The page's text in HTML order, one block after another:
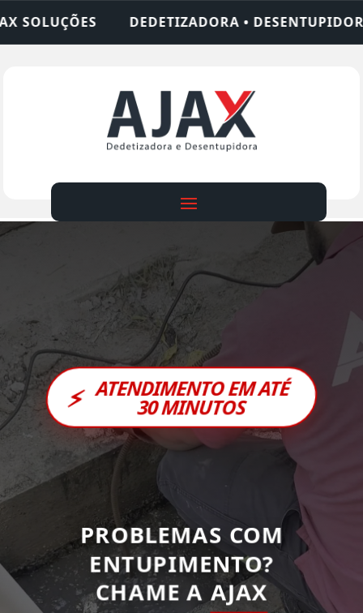
• DESENTUPIDORA • LIMPEZA DE
⚡ ATENDIMENTO EM ATÉ
30 MINUTOS
PROBLEMAS COM
ENTUPIMENTO?
CHAME A AJAX